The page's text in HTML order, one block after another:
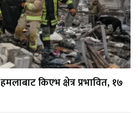
किएभ क्षेत्र प्रभावित, १७